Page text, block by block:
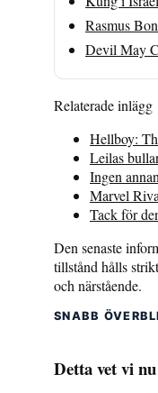
Rasmus
Devil May
Relaterade inlägg
Hellboy:
Leilas
Ingen
Marvel
Tack för
Den senaste
tillstånd hålls
och närstående.
SNABB
Detta vet vi nu